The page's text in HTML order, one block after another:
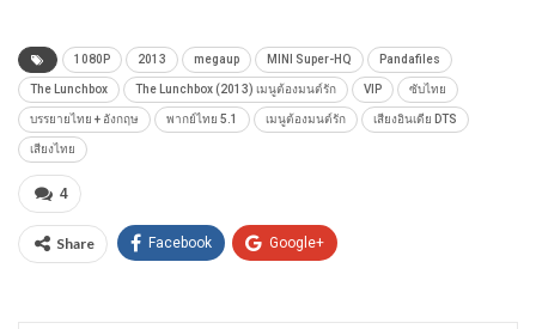
1080P 2013 megaup MINI Super-HQ Pandafiles
The Lunchbox The Lunchbox (2013) เมนูต้องมนต์รัก VIP ซับไทย
บรรยายไทย + อังกฤษ พากย์ไทย 5.1 เมนูต้องมนต์รัก เสียงอินเดีย DTS
เสียงไทย
4
Share Facebook Google+